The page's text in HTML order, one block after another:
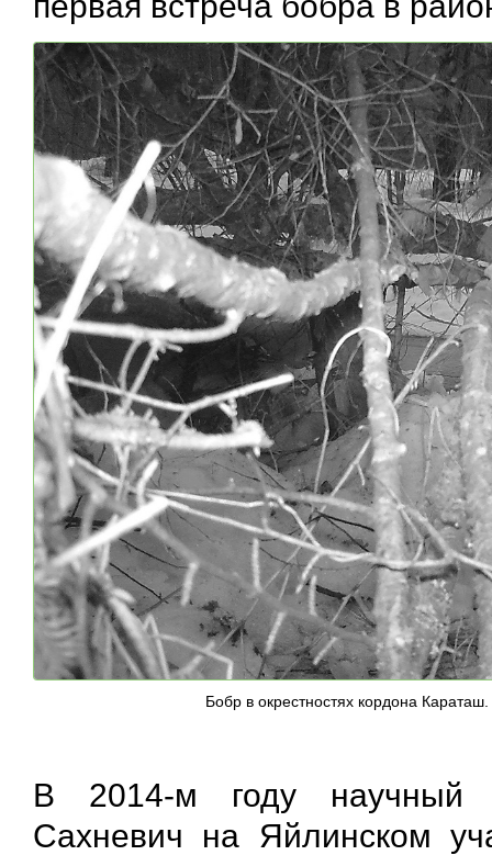
Бобр в окрестностях кордона
В 2014-м году научный
Сахневич на Яйлинском